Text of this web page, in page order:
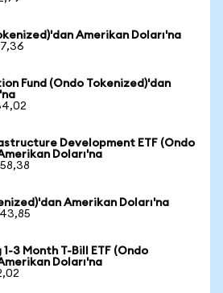
Amerikan Doları'na
Fund (Ondo Tokenized)'dan
Development ETF (Ondo
Doları'na
Amerikan Doları'na
1-3 Month T-Bill ETF (Ondo
Doları'na